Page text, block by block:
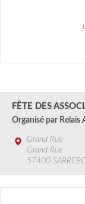
FÊTE DES
Organisé par Relais
Grand Rue
Grand Rue
57400